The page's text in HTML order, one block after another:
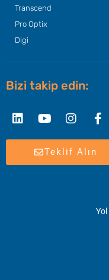
Transcend
Pro Optix
Digi
Bizi takip edin:
f
Teklif Alın
Yol